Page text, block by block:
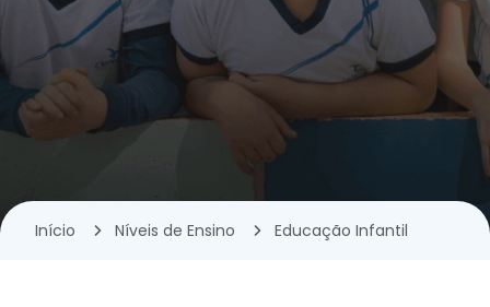
Início Níveis de Ensino Educação Infantil